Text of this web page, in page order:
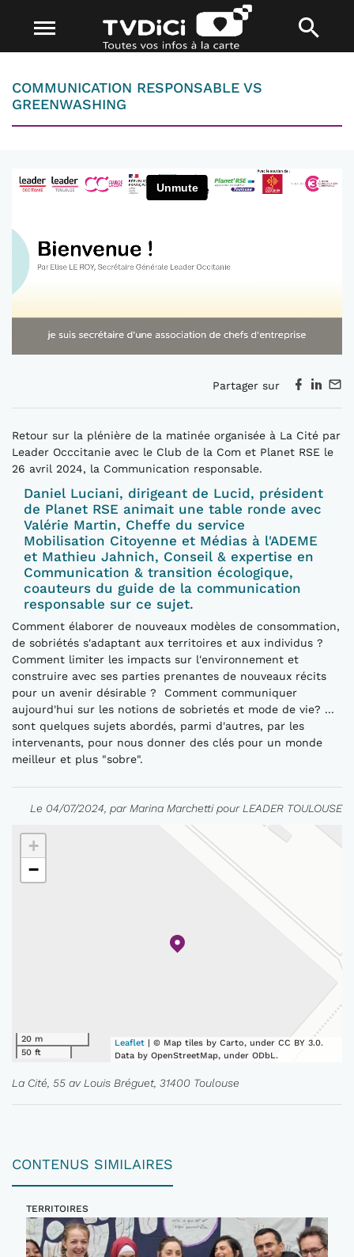
COMMUNICATION RESPONSABLE VS
GREENWASHING
Partager sur
Retour sur la plénière de la matinée organisée à La Cité par
Leader Occcitanie avec le Club de la Com et Planet RSE le
26 avril 2024, la Communication responsable.
Daniel Luciani, dirigeant de Lucid, président
de Planet RSE animait une table ronde avec
Valérie Martin, Cheffe du service
Mobilisation Citoyenne et Médias à l'ADEME
et Mathieu Jahnich, Conseil & expertise en
Communication & transition écologique,
coauteurs du guide de la communication
responsable sur ce sujet.
Comment élaborer de nouveaux modèles de consommation,
de sobriétés s'adaptant aux territoires et aux individus ?
Comment limiter les impacts sur l'environnement et
construire avec ses parties prenantes de nouveaux récits
pour un avenir désirable ? Comment communiquer
aujourd'hui sur les notions de sobrietés et mode de vie? ...
sont quelques sujets abordés, parmi d'autres, par les
intervenants, pour nous donner des clés pour un monde
meilleur et plus "sobre".
Le 04/07/2024, par Marina Marchetti pour LEADER TOULOUSE
+
−
20 m
50 ft
Leaflet | © Map tiles by Carto, under CC BY 3.0.
Data by OpenStreetMap, under ODbL.
La Cité, 55 av Louis Bréguet, 31400 Toulouse
CONTENUS SIMILAIRES
TERRITOIRES